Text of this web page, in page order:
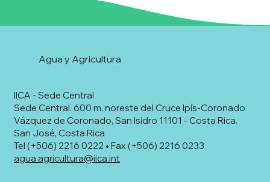
IICA - Sede Central
Sede Central. 600 m. noreste del Cruce Ipís-Coronado
Vázquez de Coronado, San Isidro 11101 - Costa Rica.
San José, Costa Rica
Tel (+506) 2216 0222 • Fax (+506) 2216 0233
agua.agricultura@iica.int
Agua y Agricultura